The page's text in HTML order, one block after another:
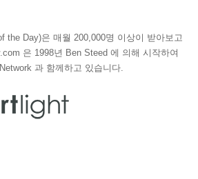
the Day)은 매월 200,000명 이상이 받아보고
은 1998년 Ben Steed 에 의해 시작하여
Network 과 함께하고 있습니다.